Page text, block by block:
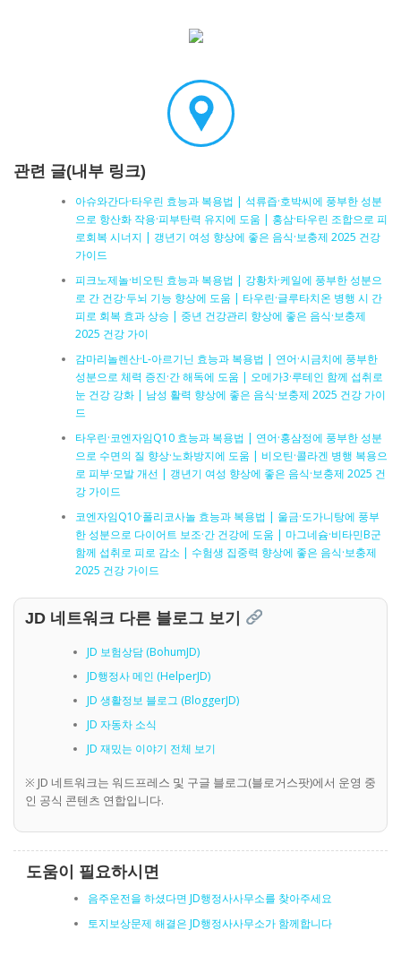
관련 글(내부 링크)
아슈와간다·타우린 효능과 복용법 | 석류즙·호박씨에 풍부한 성분
으로 항산화 작용·피부탄력 유지에 도움 | 홍삼·타우린 조합으로 피
로회복 시너지 | 갱년기 여성 향상에 좋은 음식·보충제 2025 건강
가이드
피크노제놀·비오틴 효능과 복용법 | 강황차·케일에 풍부한 성분으
로 간 건강·두뇌 기능 향상에 도움 | 타우린·글루타치온 병행 시 간
피로 회복 효과 상승 | 중년 건강관리 향상에 좋은 음식·보충제
2025 건강 가이
감마리놀렌산·L-아르기닌 효능과 복용법 | 연어·시금치에 풍부한
성분으로 체력 증진·간 해독에 도움 | 오메가3·루테인 함께 섭취로
눈 건강 강화 | 남성 활력 향상에 좋은 음식·보충제 2025 건강 가이
드
타우린·코엔자임Q10 효능과 복용법 | 연어·홍삼정에 풍부한 성분
으로 수면의 질 향상·노화방지에 도움 | 비오틴·콜라겐 병행 복용으
로 피부·모발 개선 | 갱년기 여성 향상에 좋은 음식·보충제 2025 건
강 가이드
코엔자임Q10·폴리코사놀 효능과 복용법 | 울금·도가니탕에 풍부
한 성분으로 다이어트 보조·간 건강에 도움 | 마그네슘·비타민B군
함께 섭취로 피로 감소 | 수험생 집중력 향상에 좋은 음식·보충제
2025 건강 가이드
JD 네트워크 다른 블로그 보기
JD 보험상담 (BohumJD)
JD행정사 메인 (HelperJD)
JD 생활정보 블로그 (BloggerJD)
JD 자동차 소식
JD 재밌는 이야기 전체 보기
※ JD 네트워크는 워드프레스 및 구글 블로그(블로거스팟)에서 운영 중
인 공식 콘텐츠 연합입니다.
도움이 필요하시면
음주운전을 하셨다면 JD행정사사무소를 찾아주세요
토지보상문제 해결은 JD행정사사무소가 함께합니다